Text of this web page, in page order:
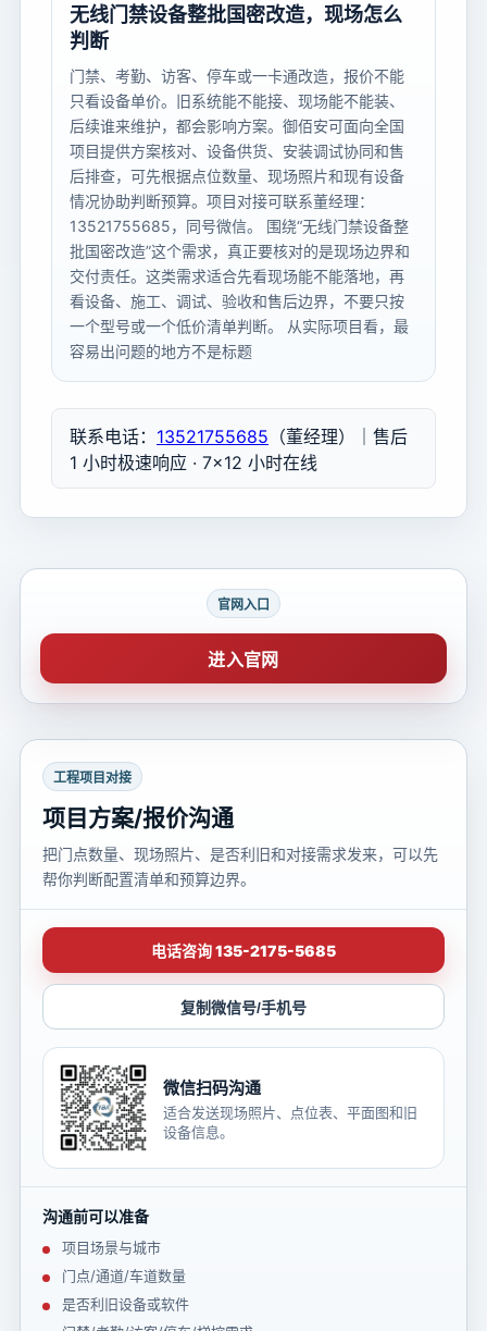
无线门禁设备整批国密改造，现场怎么
判断
门禁、考勤、访客、停车或一卡通改造，报价不能
只看设备单价。旧系统能不能接、现场能不能装、
后续谁来维护，都会影响方案。御佰安可面向全国
项目提供方案核对、设备供货、安装调试协同和售
后排查，可先根据点位数量、现场照片和现有设备
情况协助判断预算。项目对接可联系董经理：
13521755685，同号微信。 围绕“无线门禁设备整
批国密改造”这个需求，真正要核对的是现场边界和
交付责任。这类需求适合先看现场能不能落地，再
看设备、施工、调试、验收和售后边界，不要只按
一个型号或一个低价清单判断。 从实际项目看，最
容易出问题的地方不是标题
联系电话： 13521755685 （董经理）｜售后
1 小时极速响应 · 7×12 小时在线
官网入口
进入官网
工程项目对接
项目方案/报价沟通
把门点数量、现场照片、是否利旧和对接需求发来，可以先
帮你判断配置清单和预算边界。
电话咨询 135-2175-5685
复制微信号/手机号
微信扫码沟通
适合发送现场照片、点位表、平面图和旧
设备信息。
沟通前可以准备
项目场景与城市
门点/通道/车道数量
是否利旧设备或软件